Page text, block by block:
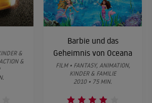
&
&
Barbie und das
Geheimnis von Oceana
FILM • FANTASY, ANIMATION,
KINDER & FAMILIE
2010 • 75 MIN.